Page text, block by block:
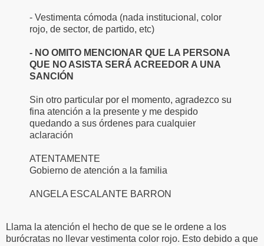
- Vestimenta cómoda (nada institucional, color
rojo, de sector, de partido, etc)
- NO OMITO MENCIONAR QUE LA PERSONA
QUE NO ASISTA SERÁ ACREEDOR A UNA
SANCIÓN
Sin otro particular por el momento, agradezco su
fina atención a la presente y me despido
quedando a sus órdenes para cualquier
aclaración
ATENTAMENTE
Gobierno de atención a la familia
ANGELA ESCALANTE BARRON
Llama la atención el hecho de que se le ordene a los
burócratas no llevar vestimenta color rojo. Esto debido a que